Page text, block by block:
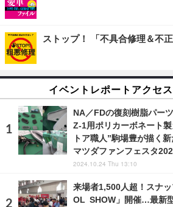
ストップ！ 「不具合修理＆不
イベントレポートアクセ
NA／FDの復刻樹脂パー
Z-1用ポリカーボネート
トア職人”駒場豊が描く
マツダファンフェスタ
2024.10.24 Thu 13:10
来場者1,500人超！スナ
OL SHOW」開催…最新